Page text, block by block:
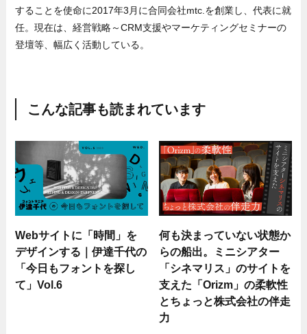
することを使命に2017年3月に合同会社mtc.を創業し、代表に就
任。現在は、経営戦略～CRM支援やマーケティングセミナーの
登壇等、幅広く活動している。
こんな記事も読まれています
Webサイトに「時間」を
デザインする｜伊達千代の
「今日もフォントを探し
て」Vol.6
何も決まっていない状態か
らの船出。ミニシアター
「シネマリス」のサイトを
支えた「Orizm」の柔軟性
とちょっと株式会社の伴走
力